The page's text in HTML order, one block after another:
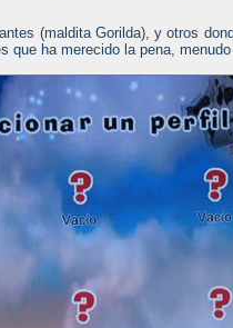
(maldita Gorilda), y otros
que ha merecido la pena, menudo